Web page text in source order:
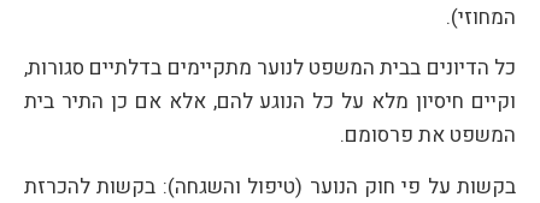
המחוזי).
כל הדיונים בבית המשפט לנוער מתקיימים בדלתיים סגורות,
וקיים חיסיון מלא על כל הנוגע להם, אלא אם כן התיר בית
המשפט את פרסומם.
בקשות על פי חוק הנוער (טיפול והשגחה): בקשות להכרזת